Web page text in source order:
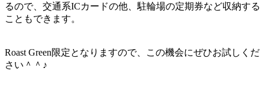
るので、交通系ICカードの他、駐輪場の定期券など収納する
こともできます。
Roast Green限定となりますので、この機会にぜひお試しくだ
さい＾＾♪